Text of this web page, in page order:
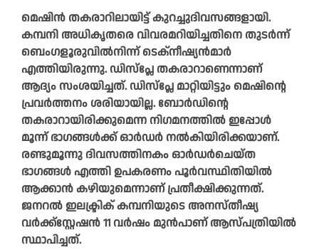
മെഷിൻ തകരാറിലായിട്ട് കുറച്ചുദിവസങ്ങളായി.
കമ്പനി അധികൃതരെ വിവരമറിയിച്ചതിനെ തുടർന്ന്
ബെംഗളൂരുവിൽനിന്ന്‌ ടെക്‌നീഷ്യൻമാർ
എത്തിയിരുന്നു. ഡിസ്‌പ്ലേ തകരാറാണെന്നാണ്
ആദ്യം സംശയിച്ചത്. ഡിസ്‌പ്ലേ മാറ്റിയിട്ടും മെഷിന്റെ
പ്രവർത്തനം ശരിയായില്ല. ബോർഡിന്റെ
തകരാറായിരിക്കുമെന്ന നിഗമനത്തിൽ ഇപ്പോൾ
മൂന്ന്‌ ഭാഗങ്ങൾക്ക് ഓർഡർ നൽകിയിരിക്കയാണ്.
രണ്ടുമൂന്നു ദിവസത്തിനകം ഓർഡർചെയ്ത
ഭാഗങ്ങൾ എത്തി ഉപകരണം പൂർവസ്ഥിതിയിൽ
ആക്കാൻ കഴിയുമെന്നാണ് പ്രതീക്ഷിക്കുന്നത്.
ജനറൽ ഇലക്ട്രിക് കമ്പനിയുടെ അനസ്തീഷ്യ
വർക്ക്സ്റ്റേഷൻ 11 വർഷം മുൻപാണ് ആസ്പത്രിയിൽ
സ്ഥാപിച്ചത്.